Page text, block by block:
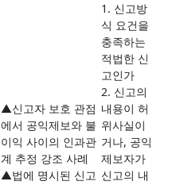
▲신고자 보호 관점
에서 공익제보와 불
이익 사이의 인과관
계 추정 강조 사례
▲법에 명시된 신고
1. 신고방
식 요건을
충족하는
적법한 신
고인가
2. 신고의
내용이 허
위사실이
거나, 공익
제보자가
신고의 내